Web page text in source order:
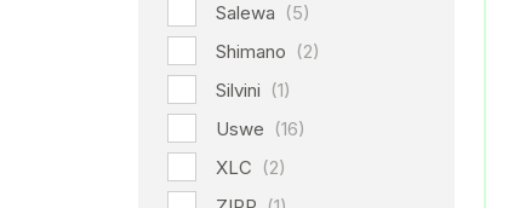
Salewa (5)
Shimano (2)
Silvini (1)
Uswe (16)
XLC (2)